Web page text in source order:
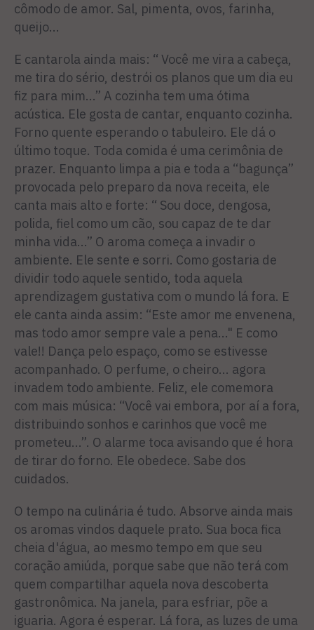
cômodo de amor. Sal, pimenta, ovos, farinha,
queijo...
E cantarola ainda mais: “ Você me vira a cabeça,
me tira do sério, destrói os planos que um dia eu
fiz para mim...” A cozinha tem uma ótima
acústica. Ele gosta de cantar, enquanto cozinha.
Forno quente esperando o tabuleiro. Ele dá o
último toque. Toda comida é uma cerimônia de
prazer. Enquanto limpa a pia e toda a “bagunça”
provocada pelo preparo da nova receita, ele
canta mais alto e forte: “ Sou doce, dengosa,
polida, fiel como um cão, sou capaz de te dar
minha vida...” O aroma começa a invadir o
ambiente. Ele sente e sorri. Como gostaria de
dividir todo aquele sentido, toda aquela
aprendizagem gustativa com o mundo lá fora. E
ele canta ainda assim: “Este amor me envenena,
mas todo amor sempre vale a pena..." E como
vale!! Dança pelo espaço, como se estivesse
acompanhado. O perfume, o cheiro... agora
invadem todo ambiente. Feliz, ele comemora
com mais música: “Você vai embora, por aí a fora,
distribuindo sonhos e carinhos que você me
prometeu...”. O alarme toca avisando que é hora
de tirar do forno. Ele obedece. Sabe dos
cuidados.
O tempo na culinária é tudo. Absorve ainda mais
os aromas vindos daquele prato. Sua boca fica
cheia d'água, ao mesmo tempo em que seu
coração amiúda, porque sabe que não terá com
quem compartilhar aquela nova descoberta
gastronômica. Na janela, para esfriar, põe a
iguaria. Agora é esperar. Lá fora, as luzes de uma